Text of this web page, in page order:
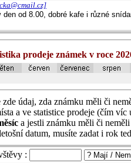
od 8.00, dobré kafe i různé
prodeje známek v roce
údaj, zda známku měli či
a ve statistice prodeje (čím víc
a jestli známku měli či
datum, musíte zadat i rok
: